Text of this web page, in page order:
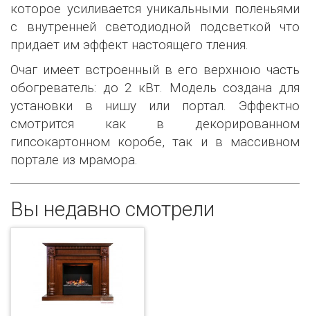
которое усиливается уникальными поленьями
с внутренней светодиодной подсветкой что
придает им эффект настоящего тления.
Очаг имеет встроенный в его верхнюю часть
обогреватель: до 2 кВт. Модель создана для
установки в нишу или портал. Эффектно
смотрится как в декорированном
гипсокартонном коробе, так и в массивном
портале из мрамора.
Вы недавно смотрели